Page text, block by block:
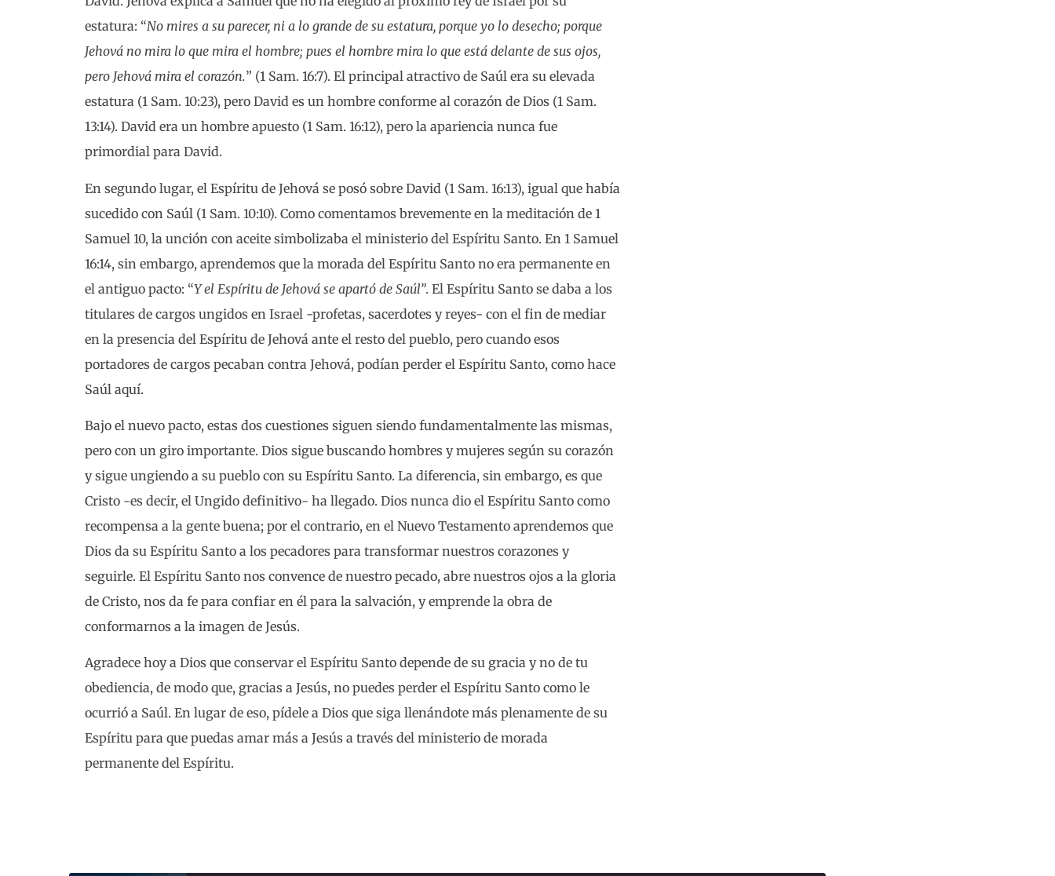
estatura: “No mires a su parecer, ni a lo grande de su estatura, porque yo lo desecho; porque
Jehová no mira lo que mira el hombre; pues el hombre mira lo que está delante de sus ojos,
pero Jehová mira el corazón.” (1 Sam. 16:7). El principal atractivo de Saúl era su elevada
estatura (1 Sam. 10:23), pero David es un hombre conforme al corazón de Dios (1 Sam.
13:14). David era un hombre apuesto (1 Sam. 16:12), pero la apariencia nunca fue
primordial para David.
En segundo lugar, el Espíritu de Jehová se posó sobre David (1 Sam. 16:13), igual que había
sucedido con Saúl (1 Sam. 10:10). Como comentamos brevemente en la meditación de 1
Samuel 10, la unción con aceite simbolizaba el ministerio del Espíritu Santo. En 1 Samuel
16:14, sin embargo, aprendemos que la morada del Espíritu Santo no era permanente en
el antiguo pacto: “Y el Espíritu de Jehová se apartó de Saúl”. El Espíritu Santo se daba a los
titulares de cargos ungidos en Israel -profetas, sacerdotes y reyes- con el fin de mediar
en la presencia del Espíritu de Jehová ante el resto del pueblo, pero cuando esos
portadores de cargos pecaban contra Jehová, podían perder el Espíritu Santo, como hace
Saúl aquí.
Bajo el nuevo pacto, estas dos cuestiones siguen siendo fundamentalmente las mismas,
pero con un giro importante. Dios sigue buscando hombres y mujeres según su corazón
y sigue ungiendo a su pueblo con su Espíritu Santo. La diferencia, sin embargo, es que
Cristo -es decir, el Ungido definitivo- ha llegado. Dios nunca dio el Espíritu Santo como
recompensa a la gente buena; por el contrario, en el Nuevo Testamento aprendemos que
Dios da su Espíritu Santo a los pecadores para transformar nuestros corazones y
seguirle. El Espíritu Santo nos convence de nuestro pecado, abre nuestros ojos a la gloria
de Cristo, nos da fe para confiar en él para la salvación, y emprende la obra de
conformarnos a la imagen de Jesús.
Agradece hoy a Dios que conservar el Espíritu Santo depende de su gracia y no de tu
obediencia, de modo que, gracias a Jesús, no puedes perder el Espíritu Santo como le
ocurrió a Saúl. En lugar de eso, pídele a Dios que siga llenándote más plenamente de su
Espíritu para que puedas amar más a Jesús a través del ministerio de morada
permanente del Espíritu.